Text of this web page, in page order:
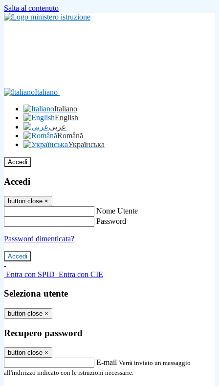
Salta al contenuto
Italiano
Italiano
English
عربى
Română
Українська
Accedi
Accedi
button close ×
Nome Utente
Password
Password dimenticata?
-
Entra con SPID Entra con CIE
Seleziona utente
button close ×
Recupero password
button close ×
E-mail Verrà inviato un messaggio
all'indirizzo indicato con le istruzioni necessarie.